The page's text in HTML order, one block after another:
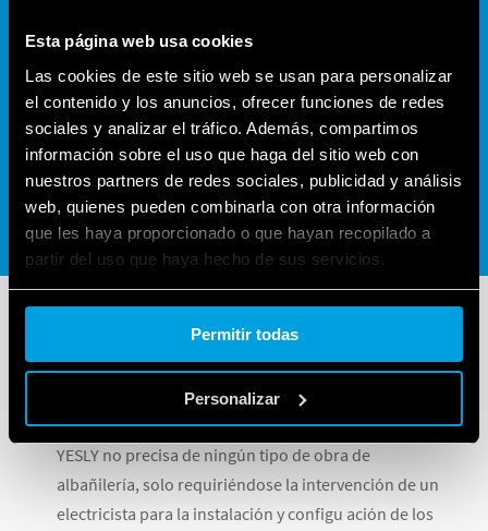
Esta página web usa cookies
Las cookies de este sitio web se usan para personalizar
el contenido y los anuncios, ofrecer funciones de redes
sociales y analizar el tráfico. Además, compartimos
información sobre el uso que haga del sitio web con
nuestros partners de redes sociales, publicidad y análisis
web, quienes pueden combinarla con otra información
que les haya proporcionado o que hayan recopilado a
partir del uso que haya hecho de sus servicios.
Cookie policy.
Permitir todas
Personalizar
con un gran tamaño y/o largos pasillos, Finder ha
diseñado para extender la señal y que esta llegue a
cada rincón de tu hogar.
Capaces de ser instalados a una distancia máxima de
10 metros, su instalación Plug & Play es
extremadamente sencilla, y pueden usar hasta 4
dispositivos en la misma instalación.
Y es que lafácil instalaciónes una de las grandes
ventajas que distinguen a todos los productos y
sistemas de la gama YESLY.
YESLY no precisa de ningún tipo de obra de
albañilería, solo requiriéndose la intervención de un
electricista para la instalación y configu ación de los